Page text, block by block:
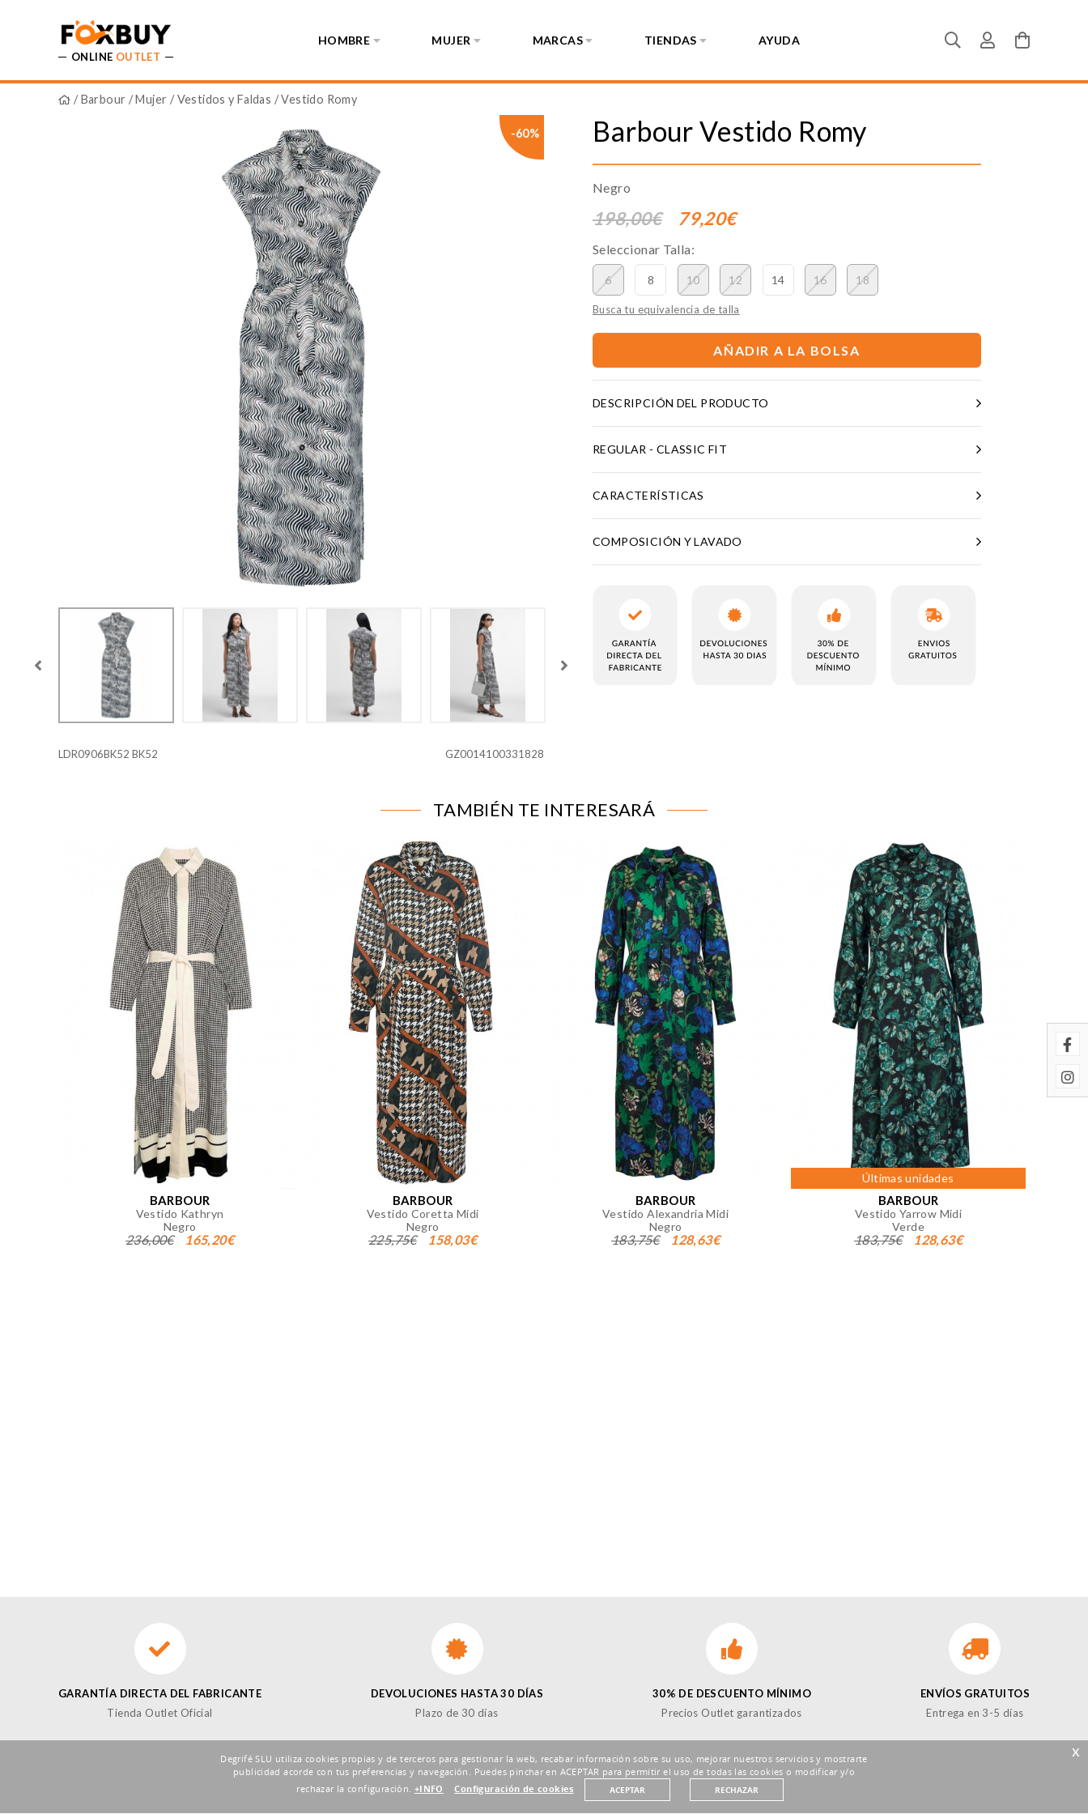
ONLINE OUTLET
HOMBRE MUJER MARCAS TIENDAS AYUDA
/Barbour /Mujer /Vestidos y Faldas / Vestido Romy
-60%
LDR0906BK52 BK52 GZ0014100331828
BarbourVestido Romy
Negro
198,00€ 79,20€
Seleccionar Talla:
6 8 10 12 14 16 18
Busca tu equivalencia de talla
AÑADIR A LA BOLSA
DESCRIPCIÓN DEL PRODUCTO
REGULAR - CLASSIC FIT
CARACTERÍSTICAS
COMPOSICIÓN Y LAVADO
TAMBIÉN TE INTERESARÁ
BARBOUR
Vestido Kathryn
Negro
236,00€ 165,20€
BARBOUR
Vestido Coretta Midi
Negro
225,75€ 158,03€
BARBOUR
Vestido Alexandria Midi
Negro
183,75€ 128,63€
Últimas unidades
BARBOUR
Vestido Yarrow Midi
Verde
183,75€ 128,63€
GARANTÍA DIRECTA DEL FABRICANTE
Tienda Outlet Oficial
DEVOLUCIONES HASTA 30 DÍAS
Plazo de 30 días
30% DE DESCUENTO MÍNIMO
Precios Outlet garantizados
ENVÍOS GRATUITOS
Entrega en 3-5 días
SUSCRÍBETE A LA NEWSLETTER DE FOXBUY
¡SÍGUENOS EN LAS REDES!
x
Degrifé SLU utiliza cookies propias y de terceros para gestionar la web, recabar información sobre su uso, mejorar nuestros servicios y mostrarte
publicidad acorde con tus preferencias y navegación. Puedes pinchar en ACEPTAR para permitir el uso de todas las cookies o modificar y/o
rechazar la configuración. +INFO Configuración de cookies ACEPTAR RECHAZAR
CONFIGURACIÓN DE COOKIES
almacenan ninguna información de identificación personal.
Estas cookies nos permiten contar las visitas y fuentes de tráfico para poder evaluar el rendimiento de nuestro sitio y
mejorarlo. Nos ayudan a saber qué páginas son las más o menos visitadas, y cómo los visitantes navegan por el sitio. Toda la
información que recogen estas cookies es agregada y, por lo tanto, es anónima.
Cookies de preferencias
Estas cookies permiten a la página web recordar información que cambia la forma en que la página se comporta o el aspecto
que tiene, como su idioma preferido o la región en la que usted se encuentra.
Cookies de marketing
Estas cookies se utilizan para rastrear a los visitantes en las páginas web. La intención es mostrar anuncios relevantes y
atractivos para el usuario individual.
GUARDAR CONFIGURACIÓN
Puedes volver a configurar tus cookies desde la sección "Configuración de cookies" al pie de la página. También puedes consultar
nuestrapolítica de cookies